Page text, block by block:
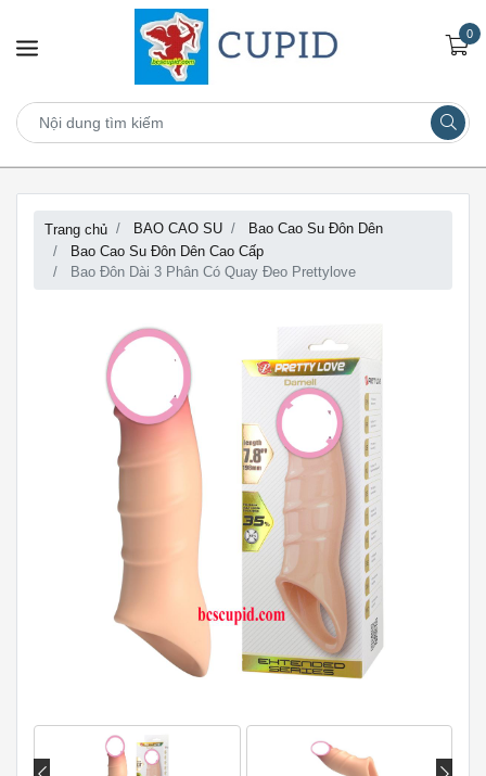
0
Trang chủ BAO CAO SU
Bao Cao Su Đôn Dên
Bao Cao Su Đôn Dên Cao Cấp
Bao Đôn Dài 3 Phân Có Quay Đeo Prettylove